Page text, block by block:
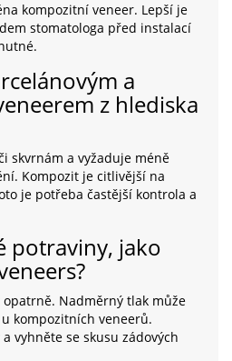
kompozitní veneer. Lepší je
stomatologa před instalací
a
z hlediska
skvrnám a vyžaduje méně
Kompozit je citlivější na
je potřeba častější kontrola a
potraviny, jako
Nadměrný tlak může
kompozitních veneerů.
vyhněte se skusu zádových